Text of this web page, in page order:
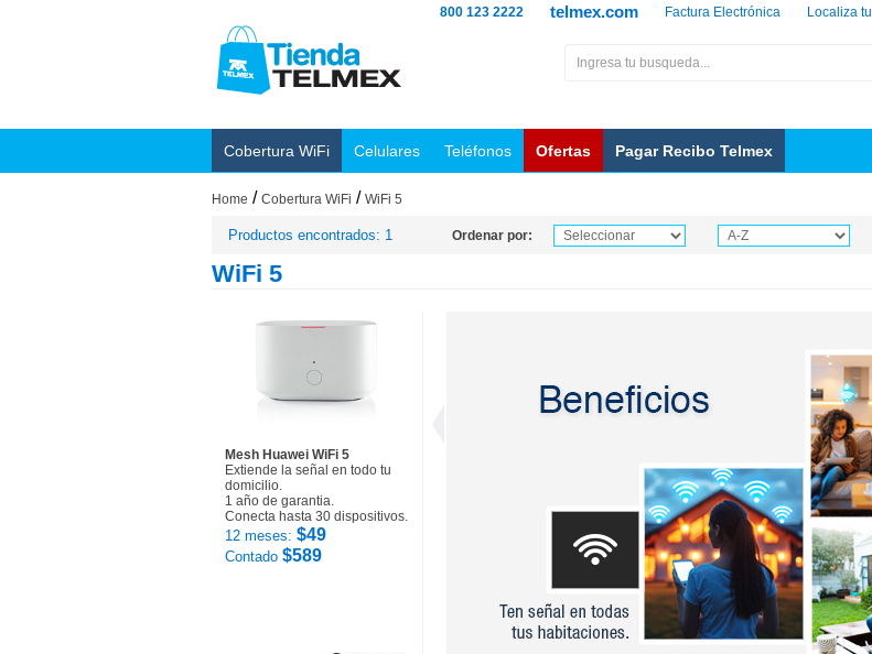
Localiza
Factura Electrónica
telmex.com
800 123 2222
Cobertura WiFi Celulares Teléfonos Ofertas Pagar Recibo Telmex
Home / Cobertura WiFi / WiFi 5
Productos encontrados: 1 Ordenar por:
WiFi 5
Mesh Huawei WiFi 5
Extiende la señal en todo tu
domicilio.
1 año de garantia.
Conecta hasta 30 dispositivos.
12 meses: $49
Contado $589